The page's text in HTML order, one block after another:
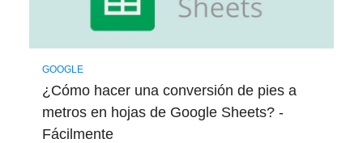
GOOGLE
¿Cómo hacer una conversión de pies a
metros en hojas de Google Sheets? -
Fácilmente